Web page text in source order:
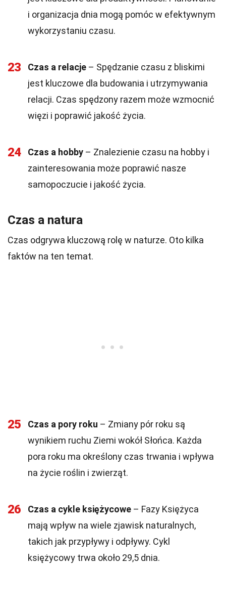
i organizacja dnia mogą pomóc w efektywnym
wykorzystaniu czasu.
23 Czas a relacje – Spędzanie czasu z bliskimi
jest kluczowe dla budowania i utrzymywania
relacji. Czas spędzony razem może wzmocnić
więzi i poprawić jakość życia.
24 Czas a hobby – Znalezienie czasu na hobby i
zainteresowania może poprawić nasze
samopoczucie i jakość życia.
Czas a natura
Czas odgrywa kluczową rolę w naturze. Oto kilka
faktów na ten temat.
25 Czas a pory roku – Zmiany pór roku są
wynikiem ruchu Ziemi wokół Słońca. Każda
pora roku ma określony czas trwania i wpływa
na życie roślin i zwierząt.
26 Czas a cykle księżycowe – Fazy Księżyca
mają wpływ na wiele zjawisk naturalnych,
takich jak przypływy i odpływy. Cykl
księżycowy trwa około 29,5 dnia.